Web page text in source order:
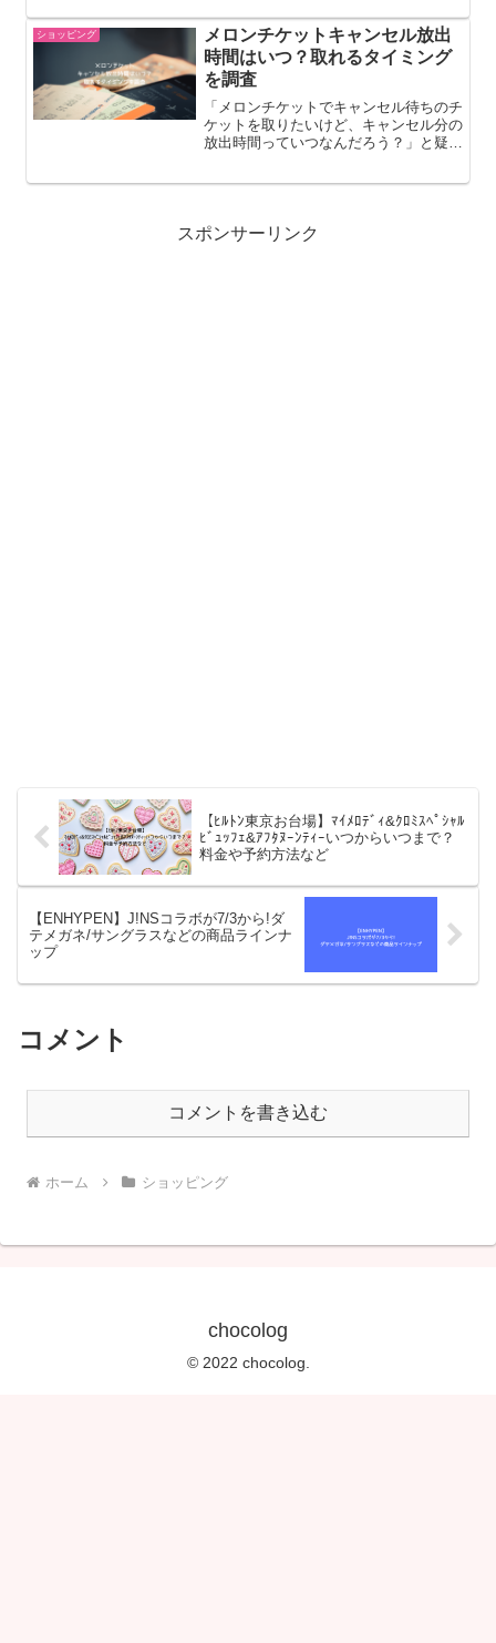
一般会員でも誰でも参加できる「ブラッ
クフライデー」です。こ...
ショッピング
メロンチケットキャンセル放出
時間はいつ？取れるタイミング
を調査
「メロンチケットでキャンセル待ちのチ
ケットを取りたいけど、キャンセル分の
放出時間っていつなんだろう？」と疑問
スポンサーリンク
【ﾋﾙﾄﾝ東京お台場】ﾏｲﾒﾛﾃﾞｨ&ｸﾛﾐｽﾍﾟｼｬﾙ
ﾋﾞｭｯﾌｪ&ｱﾌﾀﾇｰﾝﾃｨｰいつからいつまで？
料金や予約方法など
【ENHYPEN】J!NSコラボが7/3から!ダ
テメガネ/サングラスなどの商品ラインナ
ップ
コメント
コメントを書き込む
ホーム ショッピング
chocolog
© 2022 chocolog.